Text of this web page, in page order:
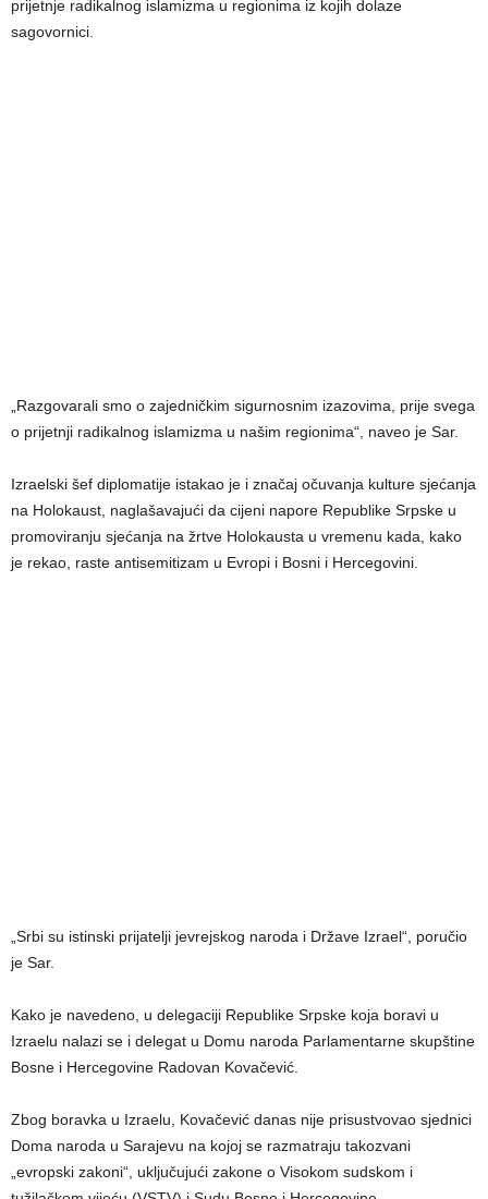
prijetnje radikalnog islamizma u regionima iz kojih dolaze
sagovornici.
„Razgovarali smo o zajedničkim sigurnosnim izazovima, prije svega
o prijetnji radikalnog islamizma u našim regionima“, naveo je Sar.
Izraelski šef diplomatije istakao je i značaj očuvanja kulture sjećanja
na Holokaust, naglašavajući da cijeni napore Republike Srpske u
promoviranju sjećanja na žrtve Holokausta u vremenu kada, kako
je rekao, raste antisemitizam u Evropi i Bosni i Hercegovini.
„Srbi su istinski prijatelji jevrejskog naroda i Države Izrael“, poručio
je Sar.
Kako je navedeno, u delegaciji Republike Srpske koja boravi u
Izraelu nalazi se i delegat u Domu naroda Parlamentarne skupštine
Bosne i Hercegovine Radovan Kovačević.
Zbog boravka u Izraelu, Kovačević danas nije prisustvovao sjednici
Doma naroda u Sarajevu na kojoj se razmatraju takozvani
„evropski zakoni“, uključujući zakone o Visokom sudskom i